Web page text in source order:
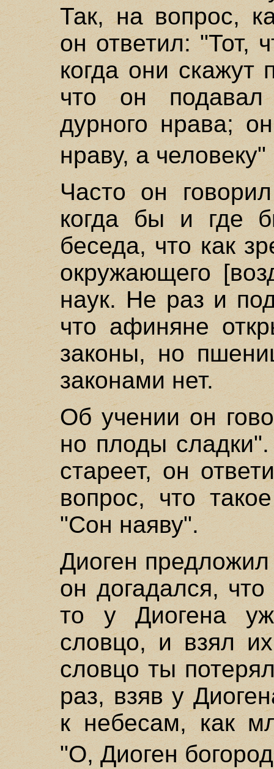
Так, на вопрос,
он ответил: "Тот,
когда они скажут
что он подавал
дурного нрава;
нраву, а человеку"
Часто он
когда бы и где
беседа, что как
окружающего
наук. Не раз и
что афиняне
законы, но
законами нет.
Об учении он
но плоды
стареет, он
вопрос, что
"Сон наяву".
Диоген
он догадался,
то у Диогена
словцо, и взял
словцо ты
раз, взяв у
к небесам, как
"О, Диоген